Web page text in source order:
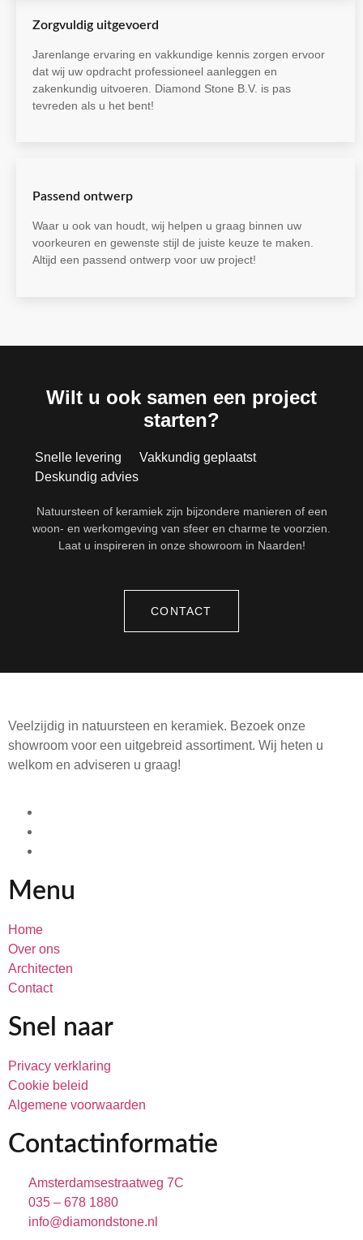
Zorgvuldig uitgevoerd
Jarenlange ervaring en vakkundige kennis zorgen ervoor
dat wij uw opdracht professioneel aanleggen en
zakenkundig uitvoeren. Diamond Stone B.V. is pas
tevreden als u het bent!
Passend ontwerp
Waar u ook van houdt, wij helpen u graag binnen uw
voorkeuren en gewenste stijl de juiste keuze te maken.
Altijd een passend ontwerp voor uw project!
Wilt u ook samen een project
starten?
Snelle levering
Vakkundig geplaatst
Deskundig advies
Natuursteen of keramiek zijn bijzondere manieren of een
woon- en werkomgeving van sfeer en charme te voorzien.
Laat u inspireren in onze showroom in Naarden!
CONTACT
Veelzijdig in natuursteen en keramiek. Bezoek onze
showroom voor een uitgebreid assortiment. Wij heten u
welkom en adviseren u graag!
Menu
Home
Over ons
Architecten
Contact
Snel naar
Privacy verklaring
Cookie beleid
Algemene voorwaarden
Contactinformatie
Amsterdamsestraatweg 7C
035 – 678 1880
info@diamondstone.nl